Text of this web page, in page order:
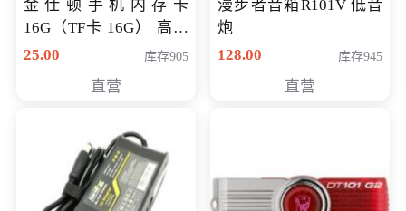
金仕顿手机内存卡
16G（TF卡 16G） 高速
卡 CLASS 10
25.00 库存905
直营
漫步者音箱R101V 低音
炮
128.00
库存945
直营